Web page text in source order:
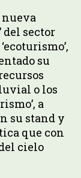
nueva
del sector
su
o los
a
su stand y
que con
cielo